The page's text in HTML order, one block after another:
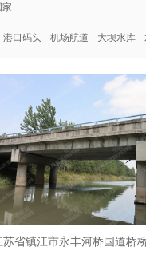
家
港口码头 机场航道 大坝水库
苏省镇江市永丰河桥国道桥